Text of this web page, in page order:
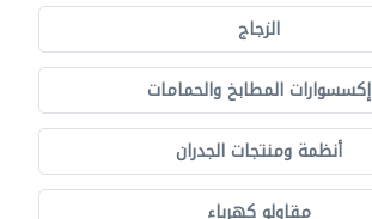
الزجاج
إكسسوارات المطابخ والحمامات
أنظمة ومنتجات الجدران
مقاولو كهرباء